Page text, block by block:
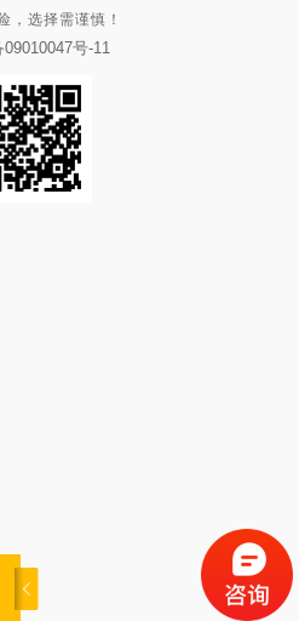
，选择需谨慎！
号-11